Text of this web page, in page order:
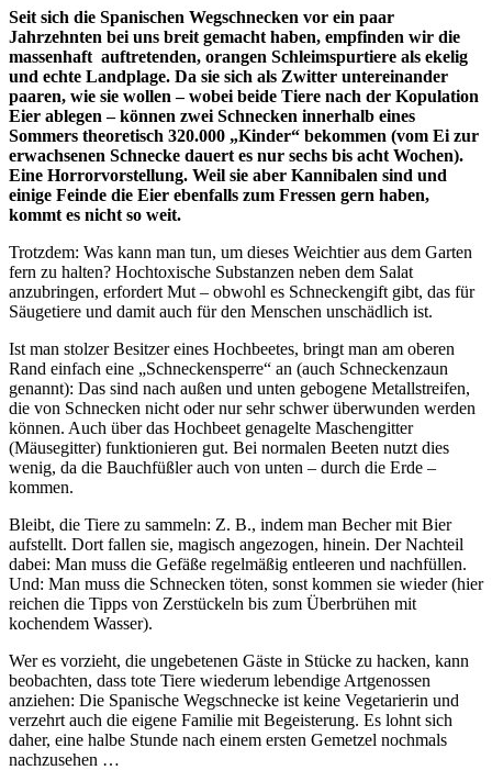
Seit sich die Spanischen Wegschnecken vor ein paar
Jahrzehnten bei uns breit gemacht haben, empfinden wir die
massenhaft auftretenden, orangen Schleimspurtiere als ekelig
und echte Landplage. Da sie sich als Zwitter untereinander
paaren, wie sie wollen – wobei beide Tiere nach der Kopulation
Eier ablegen – können zwei Schnecken innerhalb eines
Sommers theoretisch 320.000 „Kinder“ bekommen (vom Ei zur
erwachsenen Schnecke dauert es nur sechs bis acht Wochen).
Eine Horrorvorstellung. Weil sie aber Kannibalen sind und
einige Feinde die Eier ebenfalls zum Fressen gern haben,
kommt es nicht so weit.
Trotzdem: Was kann man tun, um dieses Weichtier aus dem Garten
fern zu halten? Hochtoxische Substanzen neben dem Salat
anzubringen, erfordert Mut – obwohl es Schneckengift gibt, das für
Säugetiere und damit auch für den Menschen unschädlich ist.
Ist man stolzer Besitzer eines Hochbeetes, bringt man am oberen
Rand einfach eine „Schneckensperre“ an (auch Schneckenzaun
genannt): Das sind nach außen und unten gebogene Metallstreifen,
die von Schnecken nicht oder nur sehr schwer überwunden werden
können. Auch über das Hochbeet genagelte Maschengitter
(Mäusegitter) funktionieren gut. Bei normalen Beeten nutzt dies
wenig, da die Bauchfüßler auch von unten – durch die Erde –
kommen.
Bleibt, die Tiere zu sammeln: Z. B., indem man Becher mit Bier
aufstellt. Dort fallen sie, magisch angezogen, hinein. Der Nachteil
dabei: Man muss die Gefäße regelmäßig entleeren und nachfüllen.
Und: Man muss die Schnecken töten, sonst kommen sie wieder (hier
reichen die Tipps von Zerstückeln bis zum Überbrühen mit
kochendem Wasser).
Wer es vorzieht, die ungebetenen Gäste in Stücke zu hacken, kann
beobachten, dass tote Tiere wiederum lebendige Artgenossen
anziehen: Die Spanische Wegschnecke ist keine Vegetarierin und
verzehrt auch die eigene Familie mit Begeisterung. Es lohnt sich
daher, eine halbe Stunde nach einem ersten Gemetzel nochmals
nachzusehen …